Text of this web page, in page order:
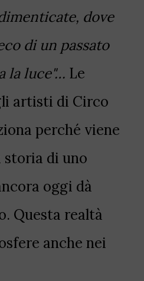
dove
di un passato
la luce"… Le
artisti di Circo
perché viene
storia di uno
oggi dà
Questa realtà
anche nei